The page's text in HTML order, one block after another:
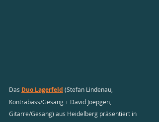
Das Duo Lagerfeld (Stefan Lindenau,
Kontrabass/Gesang + David Joepgen,
Gitarre/Gesang) aus Heidelberg präsentiert in